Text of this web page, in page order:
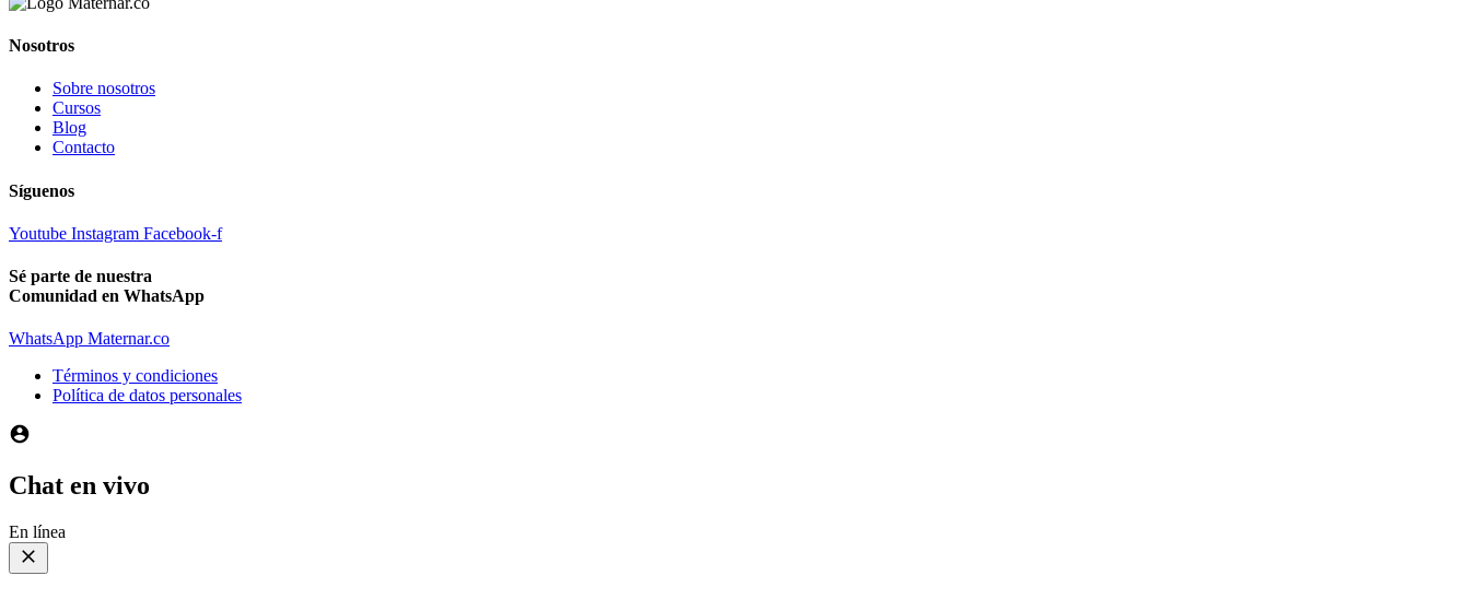
Nosotros
Sobre nosotros
Cursos
Blog
Contacto
Síguenos
Youtube Instagram Facebook-f
Sé parte de nuestra
Comunidad en WhatsApp
WhatsApp Maternar.co
Términos y condiciones
Política de datos personales
Chat en vivo
En línea